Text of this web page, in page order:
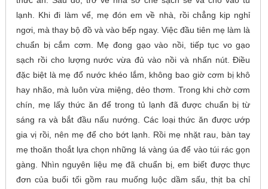
lạnh. Khi đi làm vể, mẹ đón em về nhà, rồi chẳng kịp nghỉ
ngơi, mà thay bộ đồ và vào bếp ngay. Việc đầu tiên mẹ làm là
chuẩn bị cắm cơm. Mẹ đong gạo vào nồi, tiếp tục vo gạo
sạch rồi cho lượng nước vừa đủ vào nồi và nhấn nút. Điều
đặc biệt là mẹ đổ nước khéo lắm, không bao giờ cơm bị khô
hay nhão, mà luôn vừa miệng, dẻo thơm. Trong khi chờ cơm
chín, mẹ lấy thức ăn để trong tủ lạnh đã được chuẩn bị từ
sáng ra và bắt đầu nấu nướng. Các loại thức ăn được ướp
gia vị rồi, nên mẹ để cho bớt lạnh. Rồi mẹ nhặt rau, bàn tay
mẹ thoăn thoắt lựa chọn những lá vàng úa để vào túi rác gọn
gàng. Nhìn nguyên liệu mẹ đã chuẩn bị, em biết được thực
đơn của buổi tối gồm rau muống luộc dầm sấu, thịt ba chỉ